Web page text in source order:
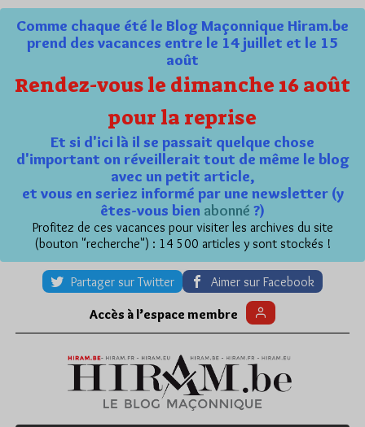
Comme chaque été le Blog Maçonnique Hiram.be
prend des vacances entre le 14 juillet et le 15
août
Rendez-vous le dimanche 16 août
pour la reprise
Et si d'ici là il se passait quelque chose
d'important on réveillerait tout de même le blog
avec un petit article,
et vous en seriez informé par une newsletter (y
êtes-vous bien abonné ?)
Profitez de ces vacances pour visiter les archives du site
(bouton "recherche") : 14 500 articles y sont stockés !
Partager sur Twitter Aimer sur Facebook
Accès à l’espace membre